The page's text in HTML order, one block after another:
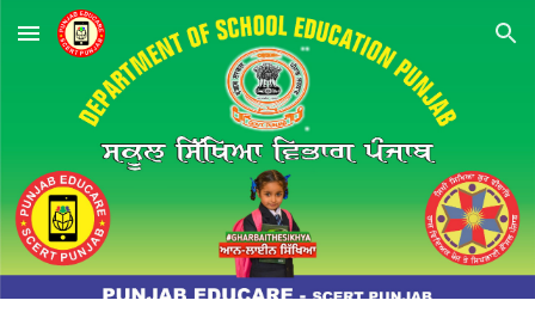
Skip to main content Skip to navigation